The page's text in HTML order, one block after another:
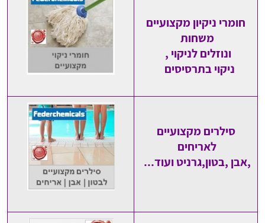
חומרי ניקיון מקצועיים
משחות
ונוזלים לניקוי ,
ניקוי בתרסיסים
סילרים מקצועיים
לאריחים
,אבן ,בטון,גרניט ועוד...